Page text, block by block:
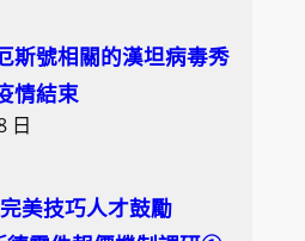
斯號相關的漢坦病毒秀
情結束
日
美技巧人才鼓勵